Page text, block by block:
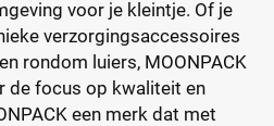
voor je kleintje. Of je
verzorgingsaccessoires
rondom luiers, MOONPACK
de focus op kwaliteit en
een merk dat met